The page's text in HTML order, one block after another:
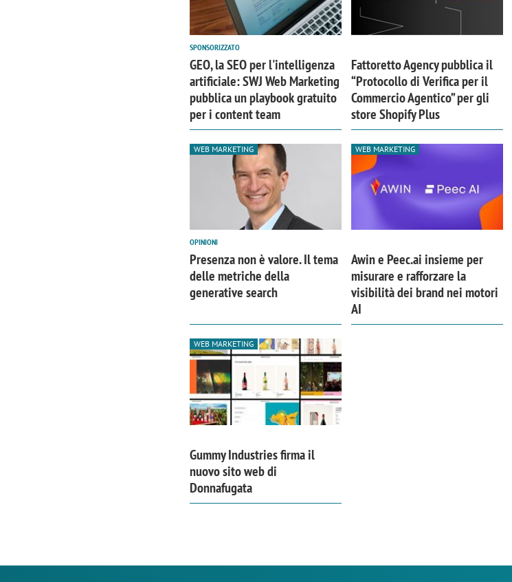
SPONSORIZZATO
GEO, la SEO per l'intelligenza
artificiale: SWJ Web Marketing
pubblica un playbook gratuito
per i content team
Fattoretto Agency pubblica il
“Protocollo di Verifica per il
Commercio Agentico” per gli
store Shopify Plus
WEB MARKETING
OPINIONI
Presenza non è valore. Il tema
delle metriche della
generative search
WEB MARKETING
Awin e Peec.ai insieme per
misurare e rafforzare la
visibilità dei brand nei motori
AI
WEB MARKETING
Gummy Industries firma il
nuovo sito web di
Donnafugata